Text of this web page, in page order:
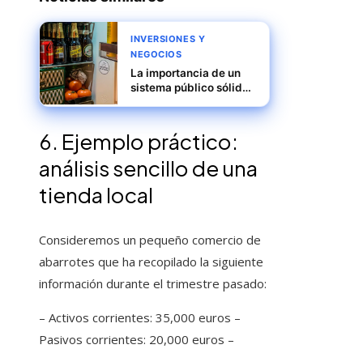
INVERSIONES Y
NEGOCIOS
La importancia de un
sistema público sólido
consumo doméstico en
6. Ejemplo práctico:
análisis sencillo de una
tienda local
Consideremos un pequeño comercio de
abarrotes que ha recopilado la siguiente
información durante el trimestre pasado:
– Activos corrientes: 35,000 euros –
Pasivos corrientes: 20,000 euros –